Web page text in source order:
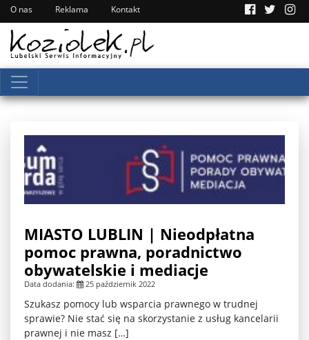
O nas Reklama Kontakt
MIASTO LUBLIN | Nieodpłatna
pomoc prawna, poradnictwo
obywatelskie i mediacje
Data dodania: 25 październik 2022
Szukasz pomocy lub wsparcia prawnego w trudnej
sprawie? Nie stać się na skorzystanie z usług kancelarii
prawnej i nie masz […]